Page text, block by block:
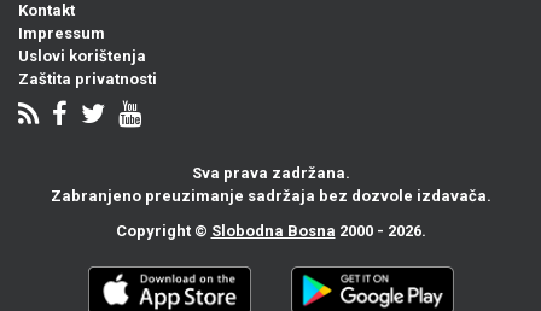
Kontakt
Impressum
Uslovi korištenja
Zaštita privatnosti
Sva prava zadržana.
Zabranjeno preuzimanje sadržaja bez dozvole izdavača.
Copyright © Slobodna Bosna 2000 - 2026.